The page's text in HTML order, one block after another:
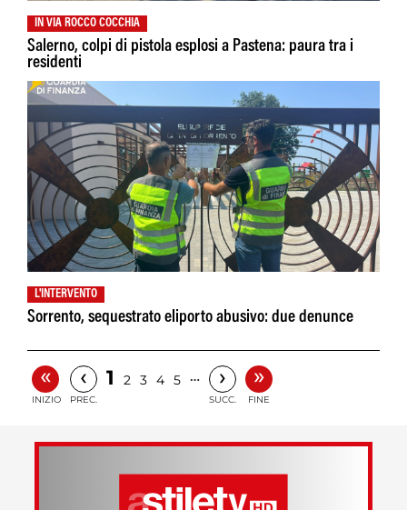
IN VIA ROCCO COCCHIA
Salerno, colpi di pistola esplosi a Pastena: paura tra i
residenti
L'INTERVENTO
Sorrento, sequestrato eliporto abusivo: due denunce
«
INIZIO
‹
PREC.
1 2 3 4 5 … ›
SUCC.
»
FINE